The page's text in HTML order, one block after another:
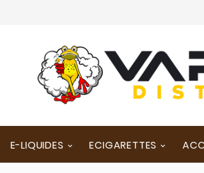
E-LIQUIDES ECIGARETTES